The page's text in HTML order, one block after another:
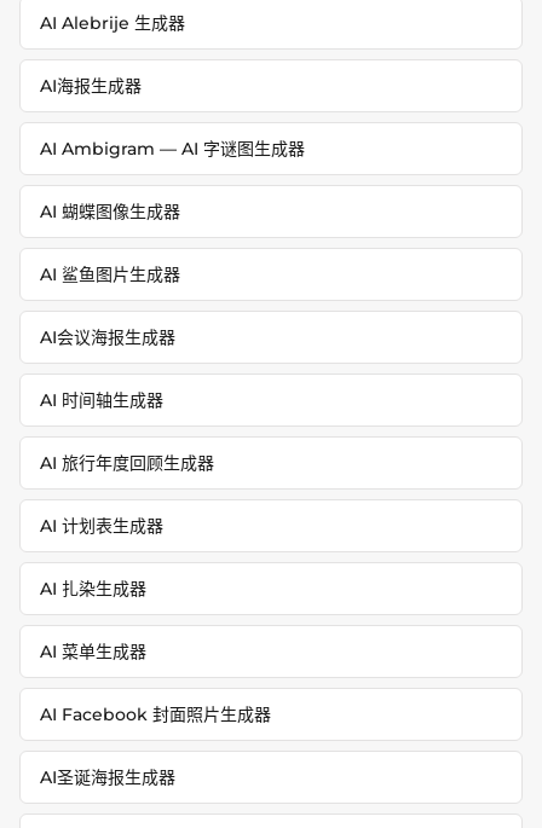
AI Alebrije 生成器
AI海报生成器
AI Ambigram — AI 字谜图生成器
AI 蝴蝶图像生成器
AI 鲨鱼图片生成器
AI会议海报生成器
AI 时间轴生成器
AI 旅行年度回顾生成器
AI 计划表生成器
AI 扎染生成器
AI 菜单生成器
AI Facebook 封面照片生成器
AI圣诞海报生成器